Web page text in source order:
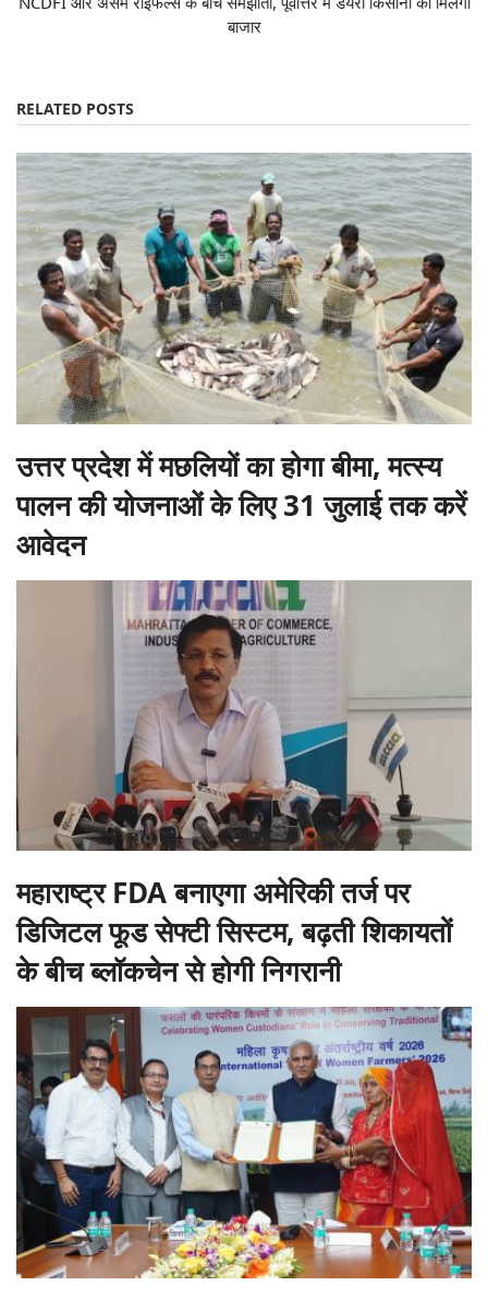
बाजार
RELATED POSTS
उत्तर प्रदेश में मछलियों का होगा बीमा, मत्स्य
पालन की योजनाओं के लिए 31 जुलाई तक करें
आवेदन
महाराष्ट्र FDA बनाएगा अमेरिकी तर्ज पर
डिजिटल फूड सेफ्टी सिस्टम, बढ़ती शिकायतों
के बीच ब्लॉकचेन से होगी निगरानी